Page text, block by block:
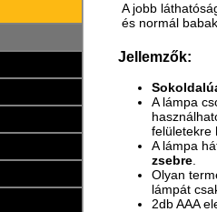
A jobb
és normál
Jellemzők:
A lámpa
felületekre
A lámpa
zsebre.
Olyan
lámpát
2db AAA